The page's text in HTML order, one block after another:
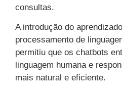
consultas.
A introdução do
processamento de
permitiu que os chatbots
linguagem humana e
mais natural e eficiente.